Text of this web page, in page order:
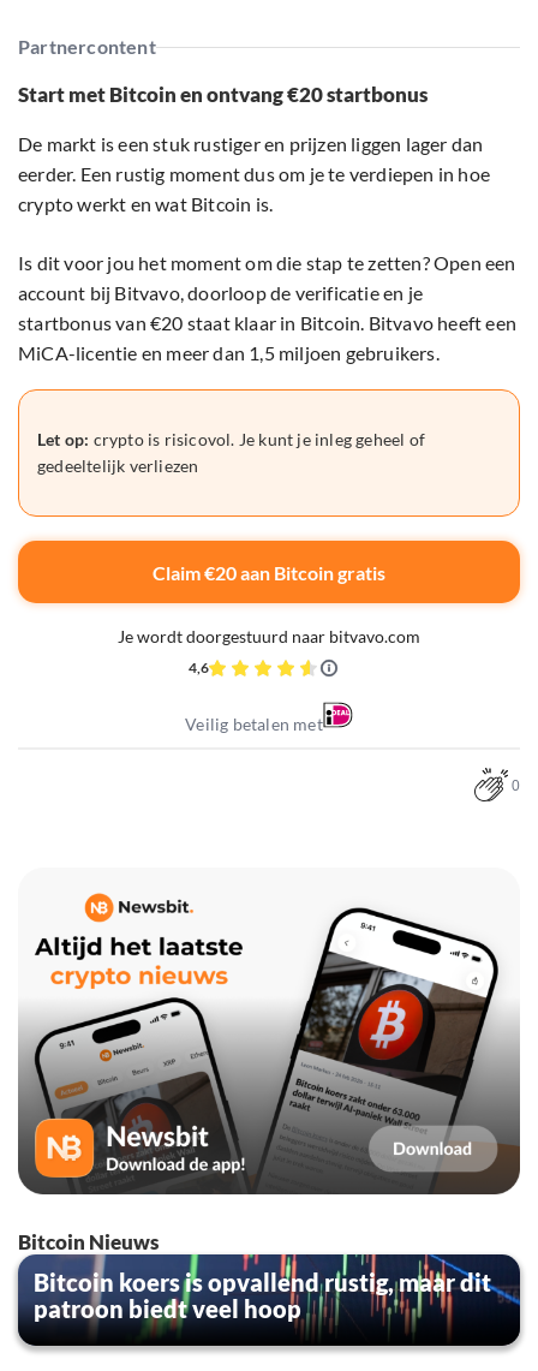
Partnercontent
Start met Bitcoin en ontvang €20 startbonus
De markt is een stuk rustiger en prijzen liggen lager dan
eerder. Een rustig moment dus om je te verdiepen in hoe
crypto werkt en wat Bitcoin is.
Is dit voor jou het moment om die stap te zetten? Open een
account bij Bitvavo, doorloop de verificatie en je
startbonus van €20 staat klaar in Bitcoin. Bitvavo heeft een
MiCA-licentie en meer dan 1,5 miljoen gebruikers.
Let op: crypto is risicovol. Je kunt je inleg geheel of
gedeeltelijk verliezen
Claim €20 aan Bitcoin gratis
Je wordt doorgestuurd naar bitvavo.com
4,6
Veilig betalen met
0
Bitcoin Nieuws
Bitcoin koers is opvallend rustig, maar dit
patroon biedt veel hoop